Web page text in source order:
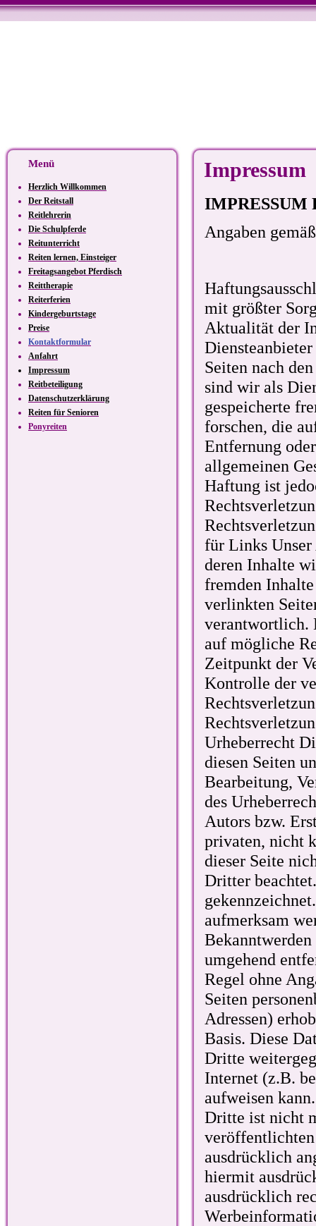
Menü
Herzlich Willkommen
Der Reitstall
Reitlehrerin
Die Schulpferde
Reitunterricht
Reiten lernen, Einsteiger
Freitagsangebot Pferdisch
Reittherapie
Reiterferien
Kindergeburtstage
Preise
Kontaktformular
Anfahrt
Impressum
Reitbeteiligung
Datenschutzerklärung
Reiten für Senioren
Ponyreiten
Impressum
IMPRESSUM
Angaben
mit größter
Aktualität der
Seiten nach
sind wir als
gespeicherte
forschen, die
Entfernung
allgemeinen
Haftung ist
für Links Unser
deren Inhalte
fremden
verlinkten
verantwortlich.
auf mögliche
Zeitpunkt der
Kontrolle der
Urheberrecht
diesen Seiten
Bearbeitung,
des
Autors bzw.
privaten, nicht
dieser Seite
Dritter
aufmerksam
umgehend
Regel ohne
Seiten
Adressen)
Basis. Diese
Dritte
Internet (z.B.
aufweisen
Dritte ist nicht
ausdrücklich
hiermit
ausdrücklich